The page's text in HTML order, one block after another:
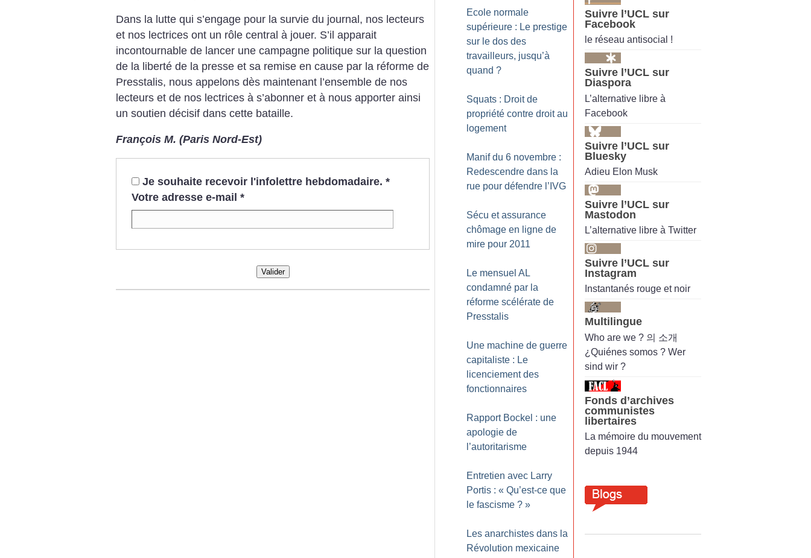
Dans la lutte qui s’engage pour la survie du journal, nos lecteurs
et nos lectrices ont un rôle central à jouer. S’il apparait
incontournable de lancer une campagne politique sur la question
de la liberté de la presse et sa remise en cause par la réforme de
Presstalis, nous appelons dès maintenant l’ensemble de nos
lecteurs et de nos lectrices à s’abonner et à nous apporter ainsi
un soutien décisif dans cette bataille.
François M. (Paris Nord-Est)
Je souhaite recevoir l'infolettre hebdomadaire. *
Votre adresse e-mail *
Valider
Ecole normale
supérieure : Le prestige
sur le dos des
travailleurs, jusqu’à
quand ?
Squats : Droit de
propriété contre droit au
logement
Manif du 6 novembre :
Redescendre dans la
rue pour défendre l’IVG
Sécu et assurance
chômage en ligne de
mire pour 2011
Le mensuel AL
condamné par la
réforme scélérate de
Presstalis
Une machine de guerre
capitaliste : Le
licenciement des
fonctionnaires
Rapport Bockel : une
apologie de
l’autoritarisme
Entretien avec Larry
Portis : « Qu’est-ce que
le fascisme ? »
Les anarchistes dans la
Révolution mexicaine
Suivre l’UCL sur
Facebook
le réseau antisocial !
Suivre l’UCL sur
Diaspora
L’alternative libre à
Facebook
Suivre l’UCL sur
Bluesky
Adieu Elon Musk
Suivre l’UCL sur
Mastodon
L’alternative libre à Twitter
Suivre l’UCL sur
Instagram
Instantanés rouge et noir
Multilingue
Who are we ? 의 소개
¿Quiénes somos ? Wer
sind wir ?
Fonds d’archives
communistes
libertaires
La mémoire du mouvement
depuis 1944